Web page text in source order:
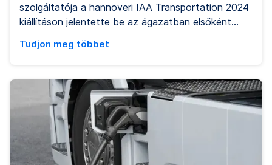
szolgáltatója a hannoveri IAA Transportation 2024
kiállításon jelentette be az ágazatban elsőként
bevezetését.
Tudjon meg többet